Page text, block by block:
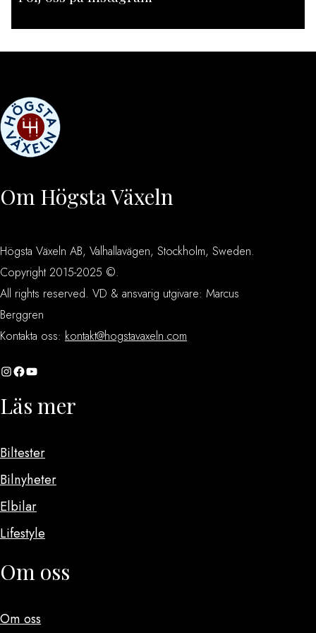
Om Högsta Växeln
Högsta Växeln AB, Valhallavägen, Stockholm, Sweden.
Copyright 2015-2025 ©.
All rights reserved. VD & ansvarig utgivare: Marcus
Berggren
Kontakta oss: kontakt@hogstavaxeln.com
InstagramFacebook YouTube
Läs mer
Biltester
Bilnyheter
Elbilar
Lifestyle
Om oss
Om oss